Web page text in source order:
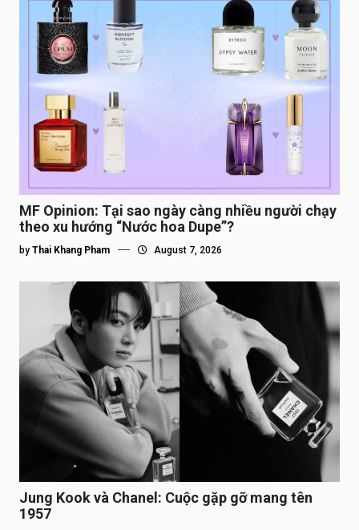
MF Opinion: Tại sao ngày càng nhiều người chạy
theo xu hướng “Nước hoa Dupe”?
by Thai Khang Pham August 7, 2026
Jung Kook và Chanel: Cuộc gặp gỡ mang tên
1957